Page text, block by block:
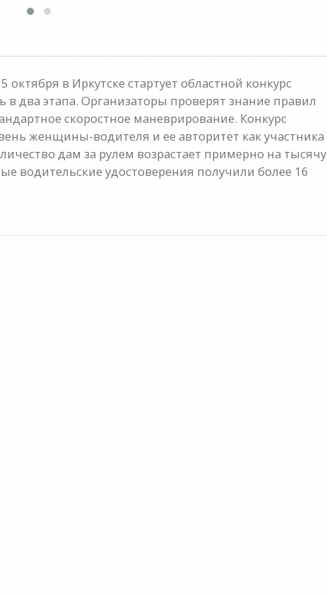
в Иркутске стартует областной конкурс
два этапа. Организаторы проверят знание правил
скоростное маневрирование. Конкурс
женщины-водителя и ее авторитет как участника
дам за рулем возрастает примерно на тысячу
водительские удостоверения получили более 16